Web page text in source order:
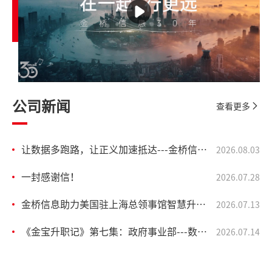
公司新闻 查看更多
让数据多跑路，让正义加速抵达---金桥信息助力定陶法院融入全国“一张网”！ 2026.08.03
一封感谢信！ 2026.07.28
金桥信息助力美国驻上海总领事馆智慧升级！ 2026.07.13
《金宝升职记》第七集：政府事业部---数字赋能，让政务服务有速度更有温度！ 2026.07.14